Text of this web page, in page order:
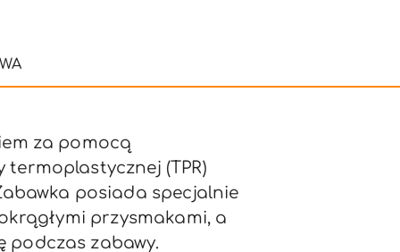
za pomocą
(TPR)
posiada specjalnie
przysmakami, a
podczas zabawy.